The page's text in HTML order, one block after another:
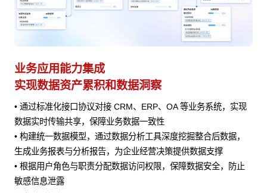
AI Agent 快速接入
赋能业务 快速迭代
• 快速编排适配的 AI 能力进行集成，为业务处理提供AI 辅助
• 将 AI 能力与业务流程深度结合，在客户服务、销售预测、风险
评估等场景中发挥作用
预约专家咨询 >>
下载智能流程工作台介绍 >>